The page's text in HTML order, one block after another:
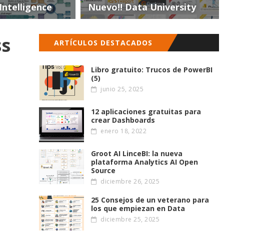
Nuevo!! Data University
ARTÍCULOS DESTACADOS
Libro gratuito: Trucos de PowerBI
(5)
junio 25, 2025
12 aplicaciones gratuitas para
crear Dashboards
enero 18, 2022
Groot AI LinceBI: la nueva
plataforma Analytics AI Open
Source
diciembre 26, 2025
25 Consejos de un veterano para
los que empiezan en Data
diciembre 25, 2025